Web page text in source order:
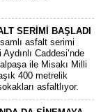
SERİMİ BAŞLADI
asfalt serimi
Caddesi’nde
ile Misakı Milli
400 metrelik
asfaltlıyor.